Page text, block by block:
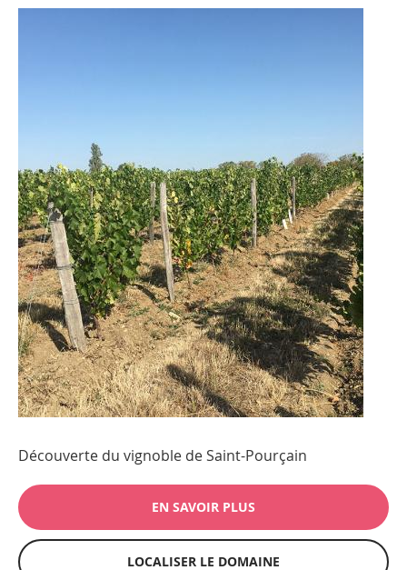
Découverte du vignoble de Saint-Pourçain
EN SAVOIR PLUS
LOCALISER LE DOMAINE